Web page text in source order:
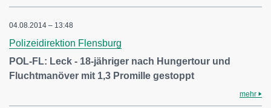
04.08.2014 – 13:48
Polizeidirektion Flensburg
POL-FL: Leck - 18-jähriger nach Hungertour und
Fluchtmanöver mit 1,3 Promille gestoppt
mehr